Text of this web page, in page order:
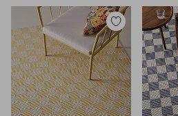
Zu
Favoriten
hinzufügen